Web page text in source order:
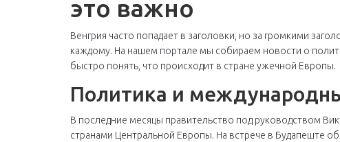
это важно
Венгрия часто попадает в заголовки, но за громкими
каждому. На нашем портале мы собираем новости о
быстро понять, что происходит в стране ужечной Европы.
Политика и
В последние месяцы правительство под руководством
странами Центральной Европы. На встрече в Будапеште